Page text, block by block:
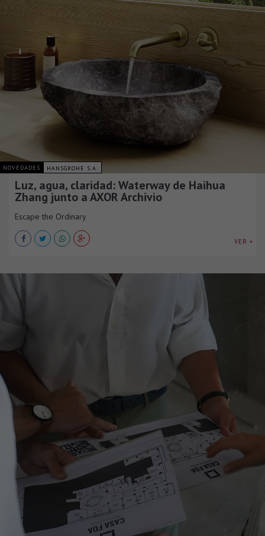
NOVEDADES HANSGROHE S.A.
Luz, agua, claridad: Waterway de Haihua
Zhang junto a AXOR Archivio
Escape the Ordinary
VER +